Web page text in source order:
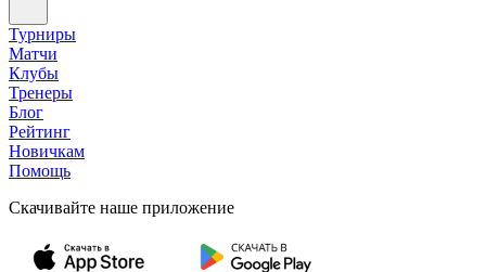
Турниры
Матчи
Клубы
Тренеры
Блог
Рейтинг
Новичкам
Помощь
Скачивайте наше приложение